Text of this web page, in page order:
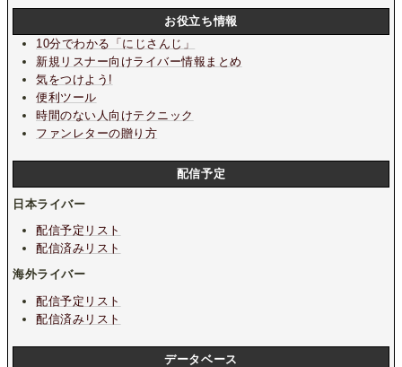
お役立ち情報
10分でわかる「にじさんじ」
新規リスナー向けライバー情報まとめ
気をつけよう!
便利ツール
時間のない人向けテクニック
ファンレターの贈り方
配信予定
日本ライバー
配信予定リスト
配信済みリスト
海外ライバー
配信予定リスト
配信済みリスト
データベース